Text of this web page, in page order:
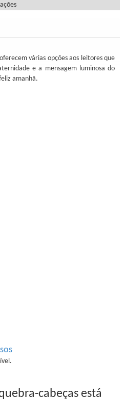
várias opções aos leitores que
e a mensagem luminosa do
amanhã.
cabeças está